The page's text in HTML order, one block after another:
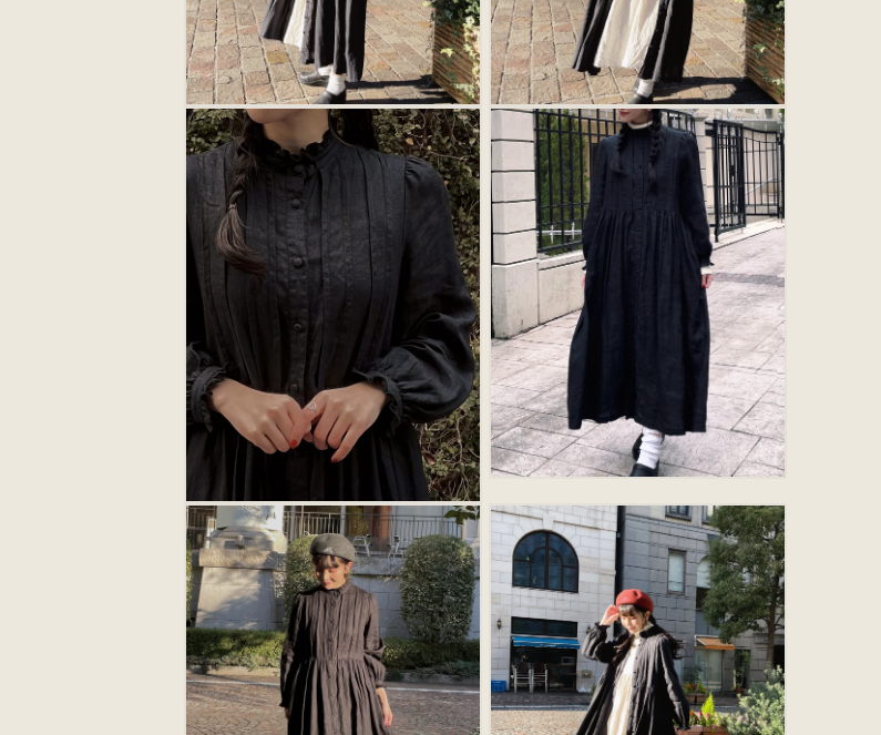
モ
ー
ダ
ル
メ
(10)
く
モ
ダ
ル
で
メ
デ
ア
(11)
を
開
く
モ
ー
ダ
ル
で
メ
デ
ィ
ア
(12)
を
開
ー
で
メ
デ
ィ
ア
(13)
を
開
く